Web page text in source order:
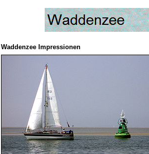
Waddenzee Impressionen